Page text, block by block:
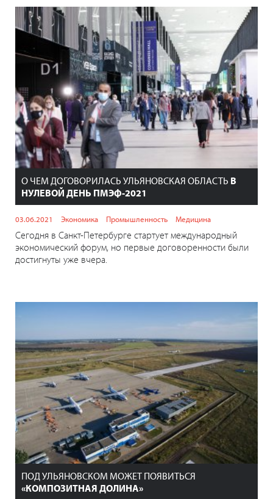
О ЧЕМ ДОГОВОРИЛАСЬ УЛЬЯНОВСКАЯ ОБЛАСТЬ В
НУЛЕВОЙ ДЕНЬ ПМЭФ-2021
03.06.2021 Экономика Промышленность Медицина
Сегодня в Санкт-Петербурге стартует международный
экономический форум, но первые договоренности были
достигнуты уже вчера.
ПОД УЛЬЯНОВСКОМ МОЖЕТ ПОЯВИТЬСЯ
«КОМПОЗИТНАЯ ДОЛИНА»